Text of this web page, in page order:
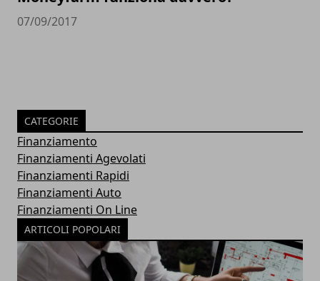
07/09/2017
CATEGORIE
Finanziamento
Finanziamenti Agevolati
Finanziamenti Rapidi
Finanziamenti Auto
Finanziamenti On Line
ARTICOLI POPOLARI